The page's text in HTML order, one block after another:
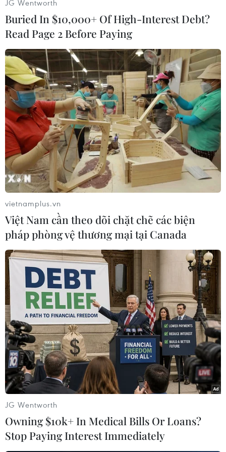
(Vietnam+)
#Ngư dân Trung Quốc
#Tuần duyên Hàn Quốc
#Incheon
#Hoàng Hải Hàn Quốc
Theo dõi VietnamPlus
JG Wentworth
Buried In $10,000+ Of High-Interest Debt?
Read Page 2 Before Paying
vietnamplus.vn
Việt Nam cần theo dõi chặt chẽ các biện
pháp phòng vệ thương mại tại Canada
JG Wentworth
Owning $10k+ In Medical Bills Or Loans?
Stop Paying Interest Immediately